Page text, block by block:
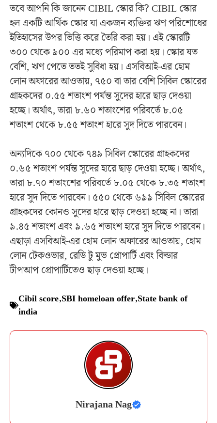
তবে আপনি কি জানেন CIBIL স্কোর কি? CIBIL স্কোর
হল একটি আর্থিক স্কোর যা একজন ব্যক্তির ঋণ পরিশোধের
ইতিহাসের উপর ভিত্তি করে তৈরি করা হয়। এই স্কোরটি
৩০০ থেকে ৯০০ এর মধ্যে পরিমাপ করা হয়। স্কোর যত
বেশি, ঋণ পেতে ততই সুবিধা হয়। এসবিআই-এর হোম
লোন অফারের আওতায়, ৭৫০ বা তার বেশি সিবিল স্কোরের
গ্রাহকদের ০.৫৫ শতাংশ পর্যন্ত সুদের হারে ছাড় দেওয়া
হচ্ছে। অর্থাৎ, তারা ৮.৬০ শতাংশের পরিবর্তে ৮.০৫
শতাংশ থেকে ৮.৫৫ শতাংশ হারে সুদ দিতে পারবেন।
অন্যদিকে ৭০০ থেকে ৭৪৯ সিবিল স্কোরের গ্রাহকদের
০.৬৫ শতাংশ পর্যন্ত সুদের হারে ছাড় দেওয়া হচ্ছে। অর্থাৎ,
তারা ৮.৭০ শতাংশের পরিবর্তে ৮.০৫ থেকে ৮.৩৫ শতাংশ
হারে সুদ দিতে পারবেন। ৫৫০ থেকে ৬৯৯ সিবিল স্কোরের
গ্রাহকদের কোনও সুদের হারে ছাড় দেওয়া হচ্ছে না। তারা
৯.৪৫ শতাংশ এবং ৯.৬৫ শতাংশ হারে সুদ দিতে পারবেন।
এছাড়া এসবিআই-এর হোম লোন অফারের আওতায়, হোম
লোন টেকওভার, রেডি টু মুভ প্রোপার্টি এবং বিল্ডার
টীপআপ প্রোপার্টিতেও ছাড় দেওয়া হচ্ছে।
Cibil score,SBI homeloan offer,State bank of
india
Nirajana Nag